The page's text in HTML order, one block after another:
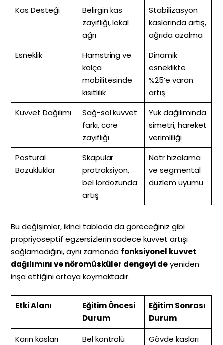
Kas Desteği
Belirgin kas
zayıflığı, lokal
ağrı
Stabilizasyon
kaslarında artış,
ağrıda azalma
Esneklik
Hamstring ve
kalça
mobilitesinde
kısıtlılık
Dinamik
esneklikte
%25’e varan
artış
Kuvvet Dağılımı
Sağ-sol kuvvet
farkı, core
zayıflığı
Yük dağılımında
simetri, hareket
verimliliği
Postüral
Bozukluklar
Skapular
protraksiyon,
bel lordozunda
artış
Nötr hizalama
ve segmental
düzlem uyumu
Bu değişimler, ikinci tabloda da göreceğiniz gibi
propriyoseptif egzersizlerin sadece kuvvet artışı
sağlamadığını, aynı zamanda fonksiyonel kuvvet
dağılımını ve nöromüsküler dengeyi deyeniden
inşa ettiğini ortaya koymaktadır.
Etki Alanı
Eğitim Öncesi
Durum
Eğitim Sonrası
Durum
Karın kasları
Bel kontrolü
Gövde kasları